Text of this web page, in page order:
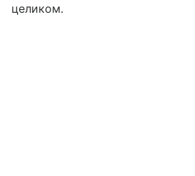
целиком.